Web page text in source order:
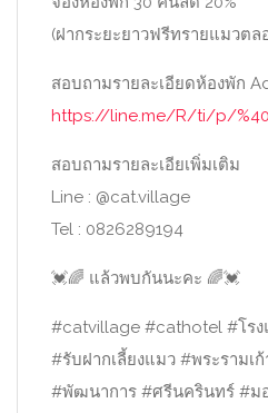
(ฝากระยะยาวฟรีทรายแมวตล
สอบถามรายละเอียดห้องพัก
https://line.me/R/ti/p/
สอบถามรายละเอียเพิ่มเติม
Line : @cat.village
Tel : 0826289194
💓🌈 แล้วพบกันนะคะ 🌈💓
#catvillage #cathotel #โร
#รับฝากเลี้ยงแมว #พระรามเก้
#พัฒนาการ #ศรีนครินทร์ #ม